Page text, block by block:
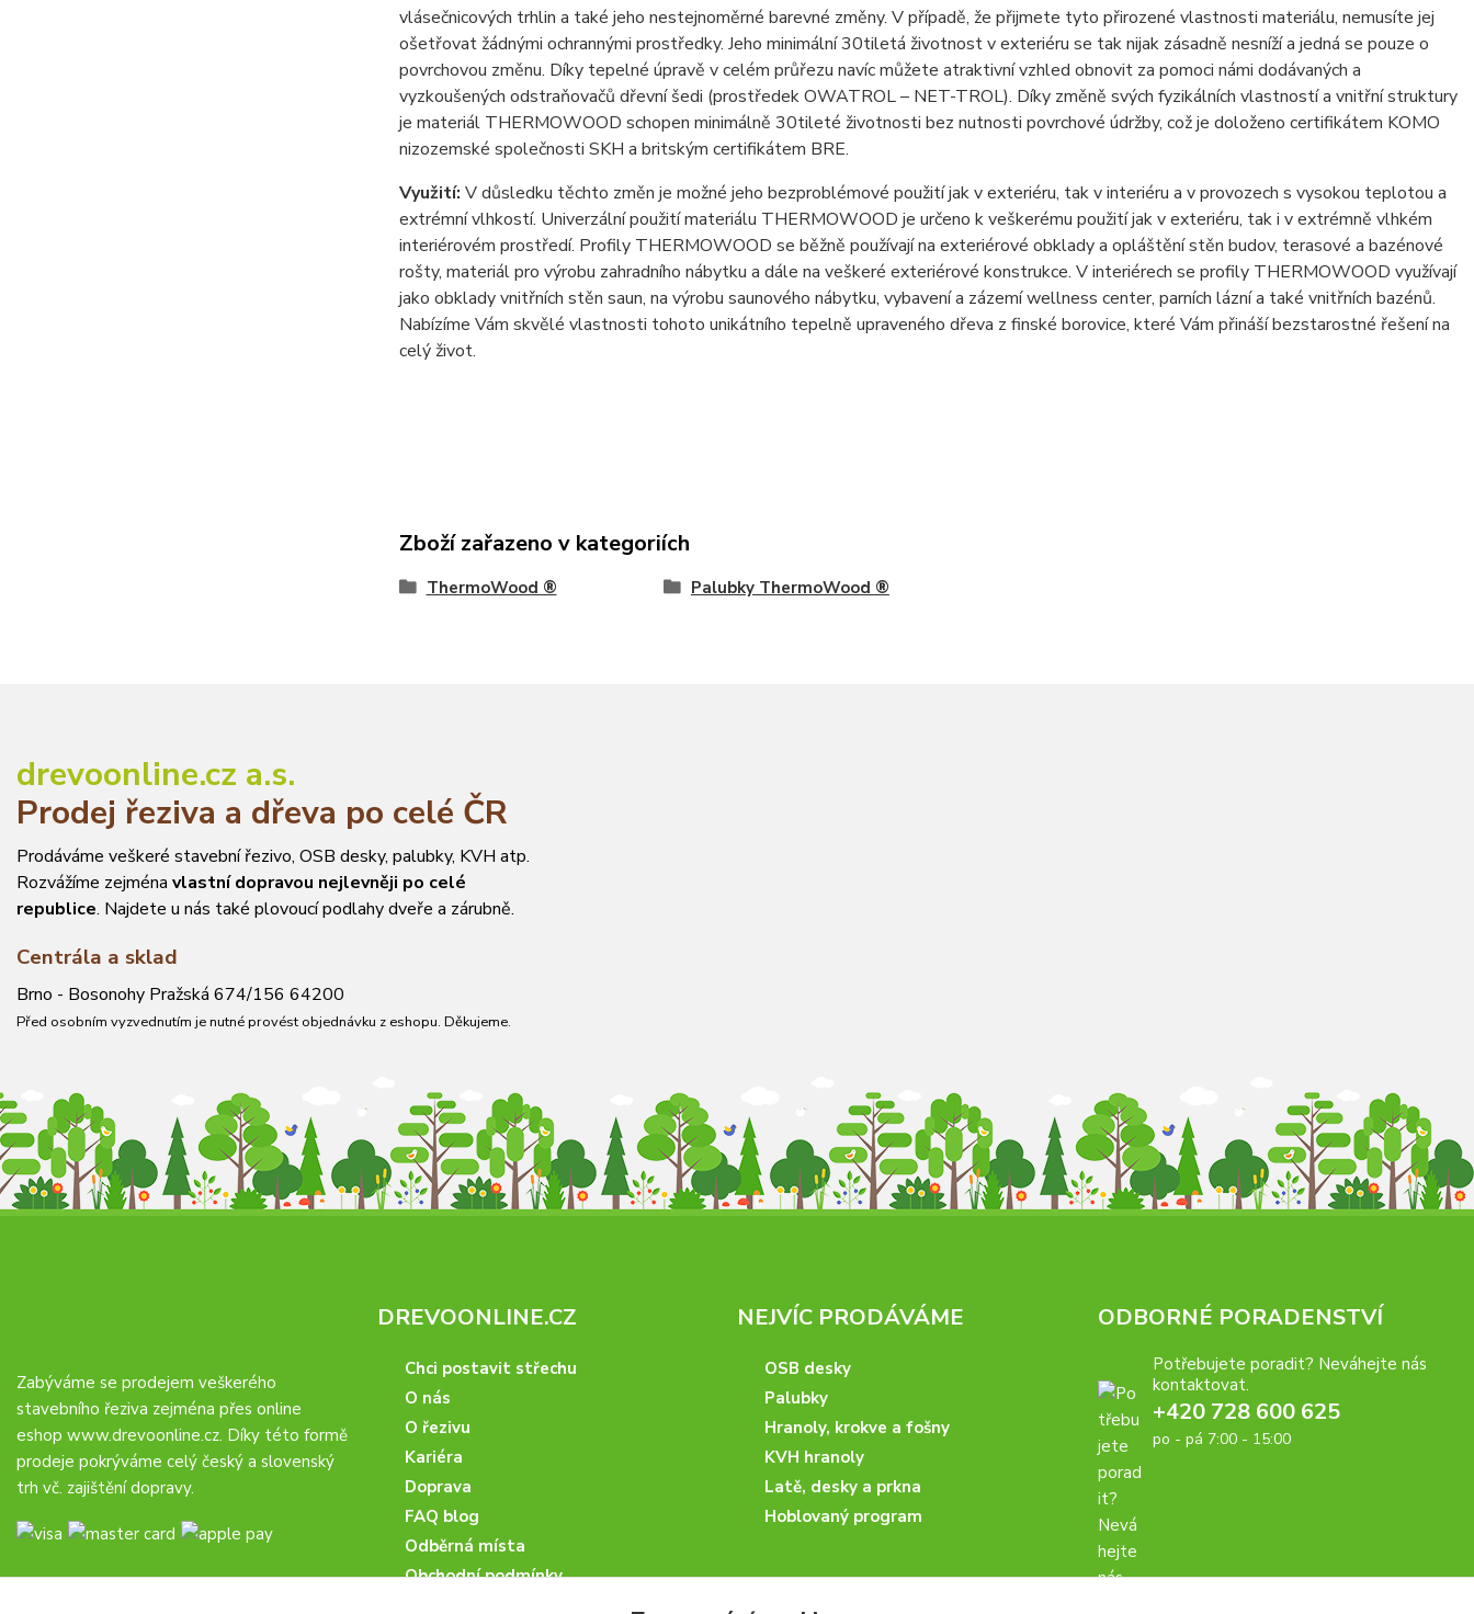
vlásečnicových trhlin a také jeho nestejnoměrné barevné změny. V případě, že přijmete tyto přirozené vlastnosti materiálu, nemusíte jej
ošetřovat žádnými ochrannými prostředky. Jeho minimální 30tiletá životnost v exteriéru se tak nijak zásadně nesníží a jedná se pouze o
povrchovou změnu. Díky tepelné úpravě v celém průřezu navíc můžete atraktivní vzhled obnovit za pomoci námi dodávaných a
vyzkoušených odstraňovačů dřevní šedi (prostředek OWATROL – NET-TROL). Díky změně svých fyzikálních vlastností a vnitřní struktury
je materiál THERMOWOOD schopen minimálně 30tileté životnosti bez nutnosti povrchové údržby, což je doloženo certifikátem KOMO
nizozemské společnosti SKH a britským certifikátem BRE.
Využití: V důsledku těchto změn je možné jeho bezproblémové použití jak v exteriéru, tak v interiéru a v provozech s vysokou teplotou a
extrémní vlhkostí. Univerzální použití materiálu THERMOWOOD je určeno k veškerému použití jak v exteriéru, tak i v extrémně vlhkém
interiérovém prostředí. Profily THERMOWOOD se běžně používají na exteriérové obklady a opláštění stěn budov, terasové a bazénové
rošty, materiál pro výrobu zahradního nábytku a dále na veškeré exteriérové konstrukce. V interiérech se profily THERMOWOOD využívají
jako obklady vnitřních stěn saun, na výrobu saunového nábytku, vybavení a zázemí wellness center, parních lázní a také vnitřních bazénů.
Nabízíme Vám skvělé vlastnosti tohoto unikátního tepelně upraveného dřeva z finské borovice, které Vám přináší bezstarostné řešení na
celý život.
Zboží zařazeno v kategoriích
ThermoWood ® Palubky ThermoWood ®
drevoonline.cz a.s.
Prodej řeziva a dřeva po celé ČR
Prodáváme veškeré stavební řezivo, OSB desky, palubky, KVH atp.
Rozvážíme zejména vlastní dopravou nejlevněji po celé
republice. Najdete u nás také plovoucí podlahy dveře a zárubně.
Centrála a sklad
Brno - Bosonohy Pražská 674/156 64200
Před osobním vyzvednutím je nutné provést objednávku z eshopu. Děkujeme.
Zabýváme se prodejem veškerého
stavebního řeziva zejména přes online
eshop www.drevoonline.cz. Díky této formě
prodeje pokrýváme celý český a slovenský
trh vč. zajištění dopravy.
DREVOONLINE.CZ
Chci postavit střechu
O nás
O řezivu
Kariéra
Doprava
FAQ blog
Odběrná místa
Obchodní podmínky
NEJVÍC PRODÁVÁME
OSB desky
Palubky
Hranoly, krokve a fošny
KVH hranoly
Latě, desky a prkna
Hoblovaný program
ODBORNÉ PORADENSTVÍ
Potřebujete poradit? Neváhejte nás
kontaktovat.
+420 728 600 625
po - pá 7:00 - 15:00